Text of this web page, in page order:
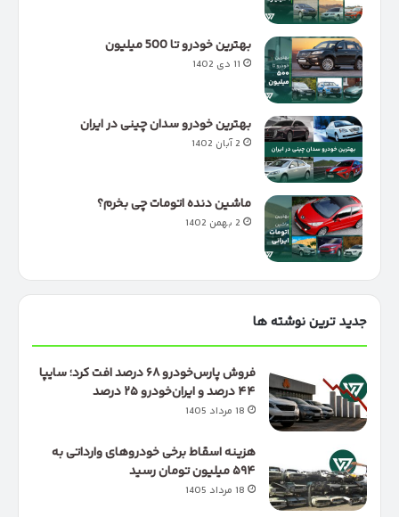
بهترین خودرو تا 500 میلیون
11 دی 1402
بهترین خودرو سدان چینی در ایران
2 آبان 1402
ماشین دنده اتومات چی بخرم؟
2 بهمن 1402
جدید ترین نوشته ها
فروش پارس‌خودرو ۶۸ درصد افت کرد؛ سایپا
۴۴ درصد و ایران‌خودرو ۲۵ درصد
18 مرداد 1405
هزینه اسقاط برخی خودروهای وارداتی به
۵۹۴ میلیون تومان رسید
18 مرداد 1405